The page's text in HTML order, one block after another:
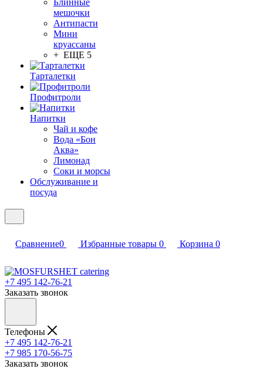
Блинные
мешочки
Антипасти
Мини
круассаны
+ ЕЩЕ 5
Тарталетки
Профитроли
Напитки
Чай и кофе
Вода «Бон
Аква»
Лимонад
Соки и морсы
Обслуживание и
посуда
Сравнение0 Избранные товары 0 Корзина 0
+7 495 142-76-21
Заказать звонок
Телефоны
+7 495 142-76-21
+7 985 170-56-75
Заказать звонок